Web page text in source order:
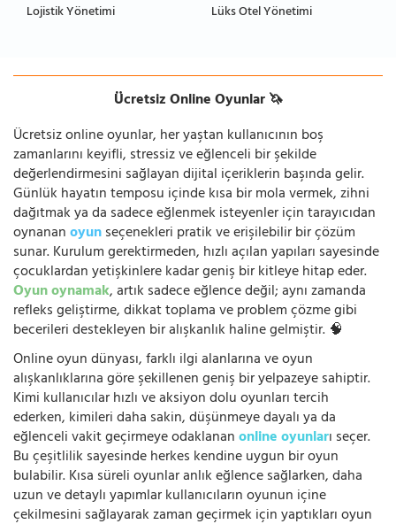
Lojistik Yönetimi Lüks Otel Yönetimi
Ücretsiz Online Oyunlar 🦄
Ücretsiz online oyunlar, her yaştan kullanıcının boş
zamanlarını keyifli, stressiz ve eğlenceli bir şekilde
değerlendirmesini sağlayan dijital içeriklerin başında gelir.
Günlük hayatın temposu içinde kısa bir mola vermek, zihni
dağıtmak ya da sadece eğlenmek isteyenler için tarayıcıdan
oynananoyunseçenekleri pratik ve erişilebilir bir çözüm
sunar. Kurulum gerektirmeden, hızlı açılan yapıları sayesinde
çocuklardan yetişkinlere kadar geniş bir kitleye hitap eder.
Oyun oynamak, artık sadece eğlence değil; aynı zamanda
refleks geliştirme, dikkat toplama ve problem çözme gibi
becerileri destekleyen bir alışkanlık haline gelmiştir. 🧠
Online oyun dünyası, farklı ilgi alanlarına ve oyun
alışkanlıklarına göre şekillenen geniş bir yelpazeye sahiptir.
Kimi kullanıcılar hızlı ve aksiyon dolu oyunları tercih
ederken, kimileri daha sakin, düşünmeye dayalı ya da
eğlenceli vakit geçirmeye odaklananonline oyunları seçer.
Bu çeşitlilik sayesinde herkes kendine uygun bir oyun
bulabilir. Kısa süreli oyunlar anlık eğlence sağlarken, daha
uzun ve detaylı yapımlar kullanıcıların oyunun içine
çekilmesini sağlayarak zaman geçirmek için yaptıkları oyun